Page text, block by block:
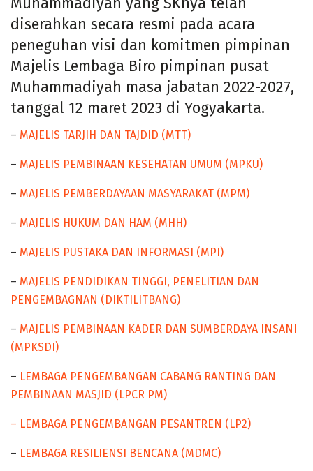
Muhammadiyah yang SKnya telah
diserahkan secara resmi pada acara
peneguhan visi dan komitmen pimpinan
Majelis Lembaga Biro pimpinan pusat
Muhammadiyah masa jabatan 2022-2027,
tanggal 12 maret 2023 di Yogyakarta.
– MAJELIS TARJIH DAN TAJDID (MTT)
– MAJELIS PEMBINAAN KESEHATAN UMUM (MPKU)
– MAJELIS PEMBERDAYAAN MASYARAKAT (MPM)
– MAJELIS HUKUM DAN HAM (MHH)
– MAJELIS PUSTAKA DAN INFORMASI (MPI)
– MAJELIS PENDIDIKAN TINGGI, PENELITIAN DAN
PENGEMBAGNAN (DIKTILITBANG)
– MAJELIS PEMBINAAN KADER DAN SUMBERDAYA INSANI
(MPKSDI)
– LEMBAGA PENGEMBANGAN CABANG RANTING DAN
PEMBINAAN MASJID (LPCR PM)
– LEMBAGA PENGEMBANGAN PESANTREN (LP2)
– LEMBAGA RESILIENSI BENCANA (MDMC)